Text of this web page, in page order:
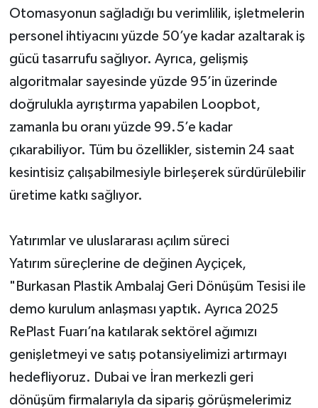
Otomasyonun sağladığı bu verimlilik, işletmelerin
personel ihtiyacını yüzde 50’ye kadar azaltarak iş
gücü tasarrufu sağlıyor. Ayrıca, gelişmiş
algoritmalar sayesinde yüzde 95’in üzerinde
doğrulukla ayrıştırma yapabilen Loopbot,
zamanla bu oranı yüzde 99.5’e kadar
çıkarabiliyor. Tüm bu özellikler, sistemin 24 saat
kesintisiz çalışabilmesiyle birleşerek sürdürülebilir
üretime katkı sağlıyor.
Yatırımlar ve uluslararası açılım süreci
Yatırım süreçlerine de değinen Ayçiçek,
"Burkasan Plastik Ambalaj Geri Dönüşüm Tesisi ile
demo kurulum anlaşması yaptık. Ayrıca 2025
RePlast Fuarı’na katılarak sektörel ağımızı
genişletmeyi ve satış potansiyelimizi artırmayı
hedefliyoruz. Dubai ve İran merkezli geri
dönüşüm firmalarıyla da sipariş görüşmelerimiz